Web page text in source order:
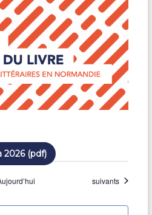
2026 (pdf)
Évènements
suivants